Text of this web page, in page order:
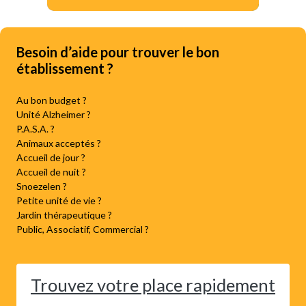
Besoin d’aide pour trouver le bon
établissement ?
Au bon budget ?
Unité Alzheimer ?
P.A.S.A. ?
Animaux acceptés ?
Accueil de jour ?
Accueil de nuit ?
Snoezelen ?
Petite unité de vie ?
Jardin thérapeutique ?
Public, Associatif, Commercial ?
Trouvez votre place rapidement